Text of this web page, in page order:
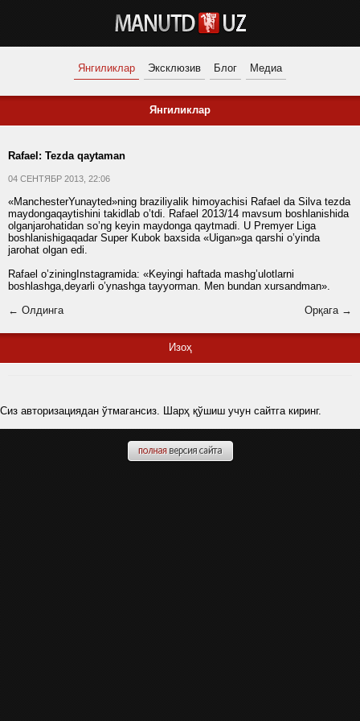
Янгиликлар Эксклюзив Блог Медиа
Янгиликлар
Rafael: Tezda qaytaman
04 СЕНТЯБР 2013, 22:06
«ManchesterYunayted»ning braziliyalik himoyachisi Rafael da Silva tezda
maydongaqaytishini takidlab o’tdi. Rafael 2013/14 mavsum boshlanishida
olganjarohatidan so’ng keyin maydonga qaytmadi. U Premyer Liga
boshlanishigaqadar Super Kubok baxsida «Uigan»ga qarshi o’yinda
jarohat olgan edi.
Rafael o’ziningInstagramida: «Keyingi haftada mashg’ulotlarni
boshlashga,deyarli o’ynashga tayyorman. Men bundan xursandman».
← Олдинга
Орқага →
Изоҳ
Сиз авторизациядан ўтмагансиз. Шарҳ қўшиш учун сайтга киринг.